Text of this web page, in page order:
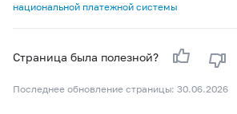
национальной платежной системы
Страница была полезной?
Последнее обновление страницы: 30.06.2026